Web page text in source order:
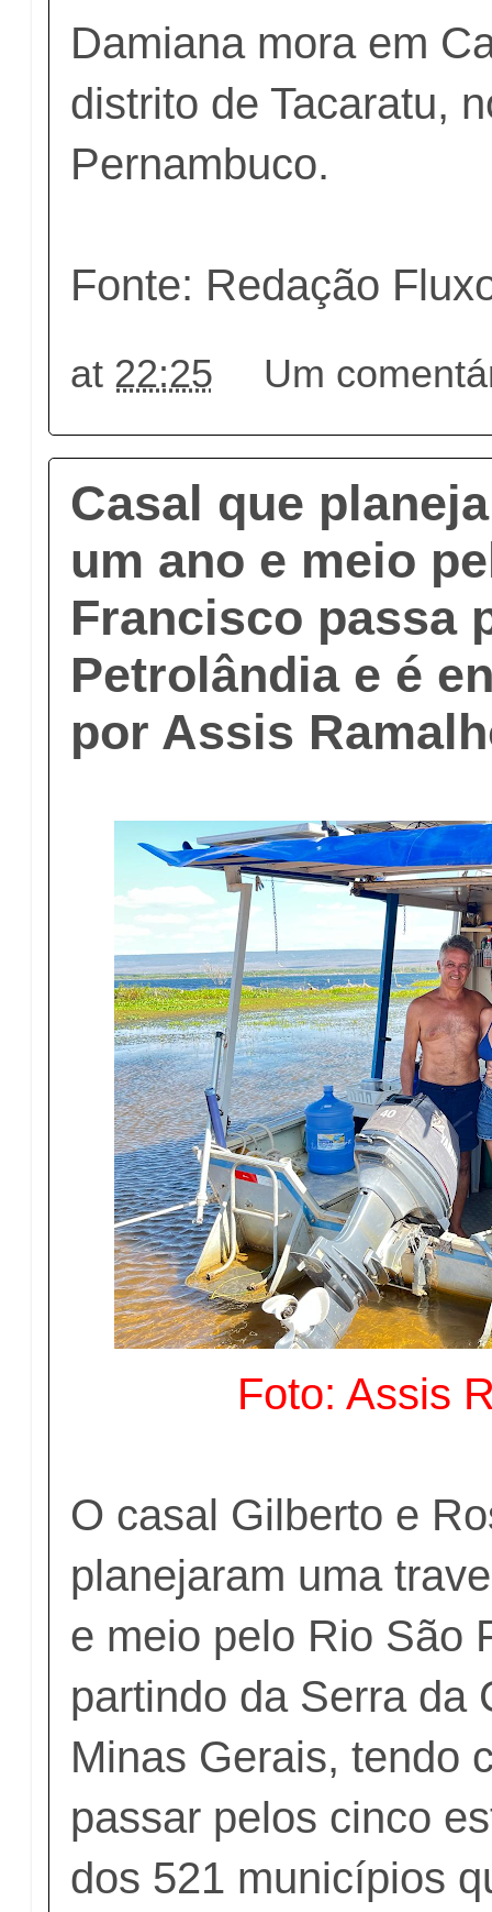
Damiana mora em
distrito de Tacaratu,
Pernambuco.
Fonte: Redação
at 22:25 Um
Casal que
um ano e meio
Francisco passa
Petrolândia e é
por Assis
Foto: Assis
O casal Gilberto e
planejaram uma
e meio pelo Rio São
partindo da Serra da
Minas Gerais, tendo
passar pelos cinco
dos 521 municípios